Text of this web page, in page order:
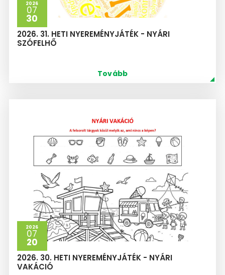
2026
07
30
2026. 31. HETI NYEREMÉNYJÁTÉK - NYÁRI
SZÓFELHŐ
Tovább
2026
07
20
2026. 30. HETI NYEREMÉNYJÁTÉK - NYÁRI
VAKÁCIÓ